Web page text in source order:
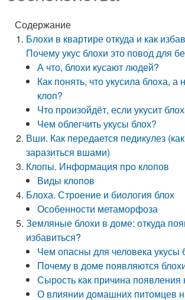
Содержание
Блохи в квартире откуда и как
Почему укус блохи это повод для
А что, блохи кусают людей?
Как понять, что укусила блоха, а
клоп?
Что произойдёт, если укусит
Чем облегчить укусы блох?
Вши. Как передается педикулез
заразиться вшами)
Клопы. Информация про клопов
Виды клопов
Блоха. Строение и биология блох
Особенности метаморфоза
Земляные блохи в доме: откуда
избавиться?
Чем опасны для человека укусы
Почему в доме появляются
Сырость как причина
О влиянии домашних питомцев